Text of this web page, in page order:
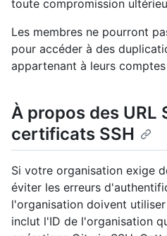
toute compromission
Les membres ne pourront
pour accéder à des
appartenant à leurs
À propos des URL
certificats SSH
Si votre organisation exige
éviter les erreurs
l'organisation doivent
inclut l'ID de l'organisation